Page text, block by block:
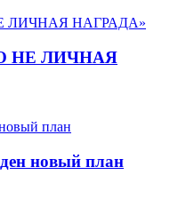
НЕ ЛИЧНАЯ
новый план